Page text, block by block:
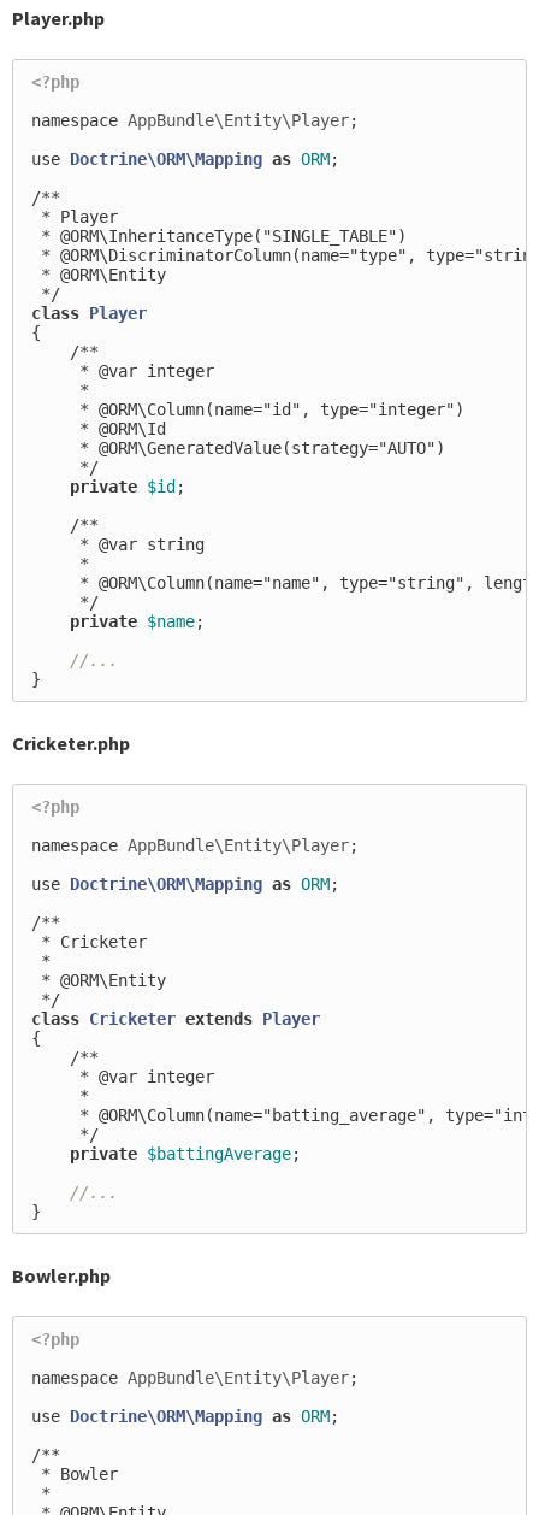
Player.php
<?php
namespace AppBundle\Entity\Player;
use Doctrine\ORM\Mapping as ORM;
/**
* Player
* @ORM\InheritanceType("SINGLE_TABLE")
* @ORM\DiscriminatorColumn(name="type",
* @ORM\Entity
*/
class Player
{
/**
     * @var integer
     *
     * @ORM\Column(name="id", type="integer")
     * @ORM\Id
     * @ORM\GeneratedValue(strategy="AUTO")
     */
private $id;
/**
     * @var string
     *
* @ORM\Column(name="name", type="string",
     */
private $name;
//...
}
Cricketer.php
<?php
namespace AppBundle\Entity\Player;
use Doctrine\ORM\Mapping as ORM;
/**
* Cricketer
*
* @ORM\Entity
*/
class Cricketer extends Player
{
/**
     * @var integer
     *
* @ORM\Column(name="batting_average",
     */
private $battingAverage;
//...
}
Bowler.php
<?php
namespace AppBundle\Entity\Player;
use Doctrine\ORM\Mapping as ORM;
/**
* Bowler
*